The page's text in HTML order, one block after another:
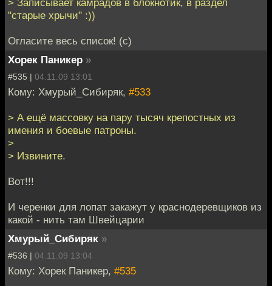
> Записывает камрадов в блокнотик, в раздел
"старые хрычи" :))
Огласите весь список! (с)
Хорек Паникер »
#535 | 04.11.09 13:01
Кому: Хмурый_Сибиряк, #533
> А ещё массовку на пару тысяч крепостных из
имения и боевые патроны.
>
> Извините.
Вот!!!
И черенки для лопат закажут у краснодеревщиков из
какой - нить там Швейцарии
Хмурый_Сибиряк »
#536 | 04.11.09 13:04
Кому: Хорек Паникер, #535